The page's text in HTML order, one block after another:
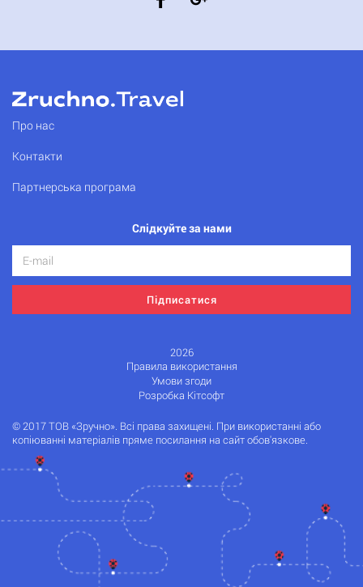
Про нас
Контакти
Партнерська програма
Слідкуйте за нами
Підписатися
2026
Правила використання
Умови згоди
Розробка Кітсофт
© 2017 ТОВ «Зручно». Всі права захищені. При використанні або
копіюванні матеріалів пряме посилання на сайт обов'язкове.